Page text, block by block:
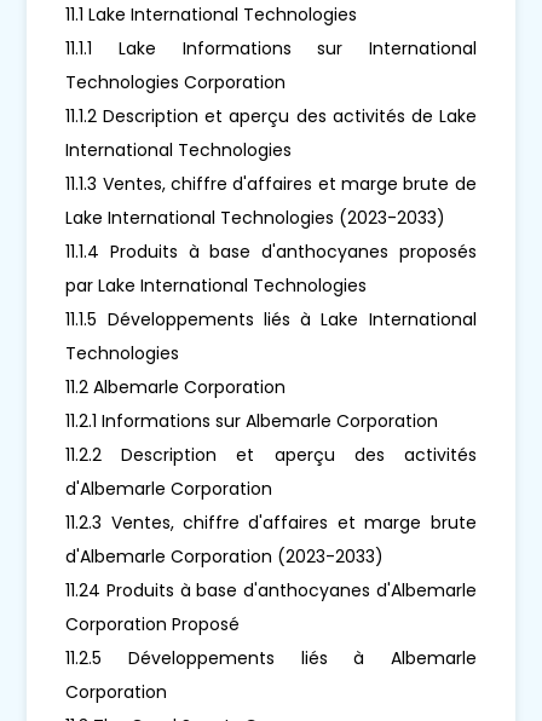
11.1 Lake International Technologies
11.1.1 Lake Informations sur International
Technologies Corporation
11.1.2 Description et aperçu des activités de Lake
International Technologies
11.1.3 Ventes, chiffre d'affaires et marge brute de
Lake International Technologies (2023-2033)
11.1.4 Produits à base d'anthocyanes proposés
par Lake International Technologies
11.1.5 Développements liés à Lake International
Technologies
11.2 Albemarle Corporation
11.2.1 Informations sur Albemarle Corporation
11.2.2 Description et aperçu des activités
d'Albemarle Corporation
11.2.3 Ventes, chiffre d'affaires et marge brute
d'Albemarle Corporation (2023-2033)
11.24 Produits à base d'anthocyanes d'Albemarle
Corporation Proposé
11.2.5 Développements liés à Albemarle
Corporation